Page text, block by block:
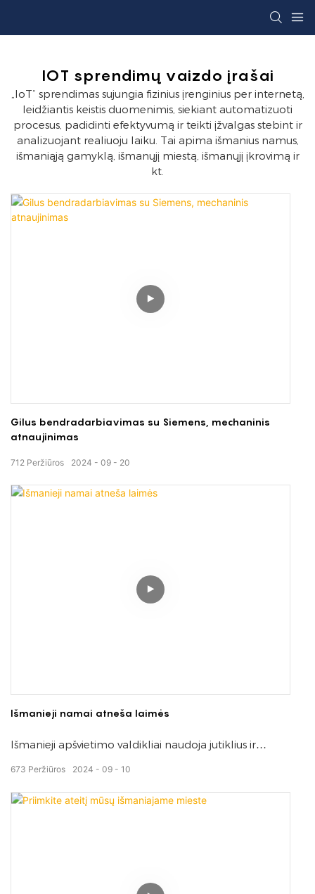
IOT sprendimų vaizdo įrašai
„IoT“ sprendimas sujungia fizinius įrenginius per internetą,
leidžiantis keistis duomenimis, siekiant automatizuoti
procesus, padidinti efektyvumą ir teikti įžvalgas stebint ir
analizuojant realiuoju laiku. Tai apima išmanius namus,
išmaniąją gamyklą, išmanųjį miestą, išmanųjį įkrovimą ir
kt.
Gilus bendradarbiavimas su Siemens, mechaninis
atnaujinimas
2024 09 20
712 Peržiūros
Išmanieji namai atneša laimės
Išmanieji apšvietimo valdikliai naudoja jutiklius ir
užimtumą ir aplinkos sąlygas, taupydami energiją ir
pagerindami atmosferą tiek komercinėse, tiek
gyvenamosiose patalpose.
2024 09 10
673 Peržiūros